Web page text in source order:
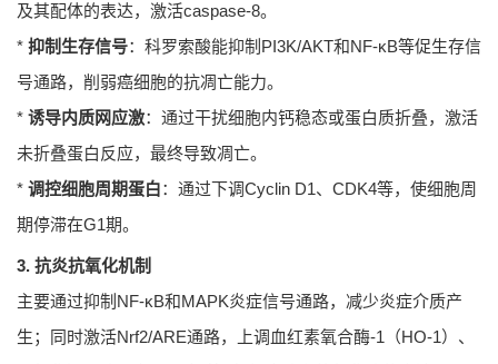
及其配体的表达，激活caspase-8。
* 抑制生存信号：科罗索酸能抑制PI3K/AKT和NF-κB等促生存信
号通路，削弱癌细胞的抗凋亡能力。
* 诱导内质网应激：通过干扰细胞内钙稳态或蛋白质折叠，激活
未折叠蛋白反应，最终导致凋亡。
* 调控细胞周期蛋白：通过下调Cyclin D1、CDK4等，使细胞周
期停滞在G1期。
3. 抗炎抗氧化机制
主要通过抑制NF-κB和MAPK炎症信号通路，减少炎症介质产
生；同时激活Nrf2/ARE通路，上调血红素氧合酶-1（HO-1）、